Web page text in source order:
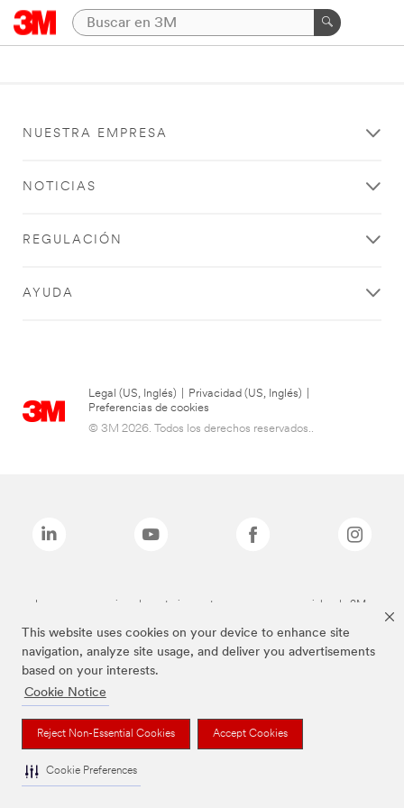
This website uses cookies on your device to enhance site
navigation, analyze site usage, and deliver you advertisements
based on your interests.
Cookie Notice
Reject Non-Essential Cookies Accept Cookies
Cookie Preferences
NUESTRA EMPRESA
NOTICIAS
REGULACIÓN
AYUDA
Legal (US, Inglés) Privacidad (US, Inglés)
Preferencias de cookies
© 3M 2026. Todos los derechos reservados..
Las marcas mencionadas anteriormente son marcas comerciales de 3M.